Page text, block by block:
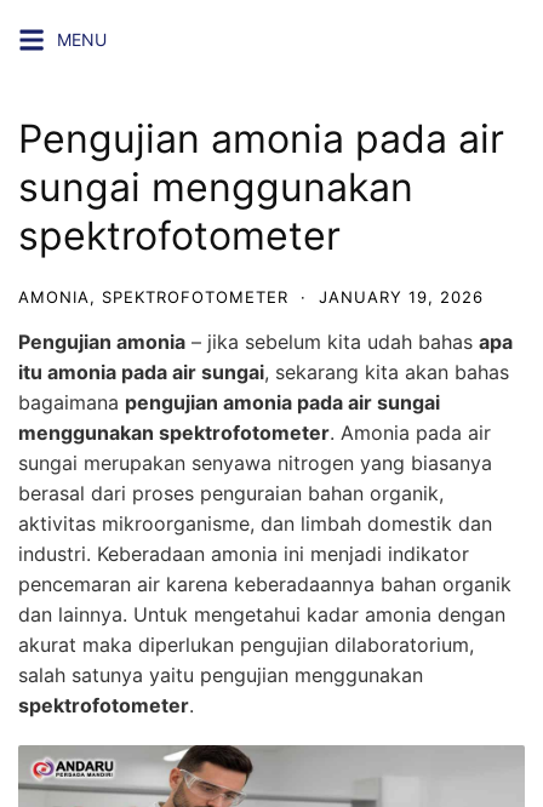
MENU
Pengujian amonia pada air
sungai menggunakan
spektrofotometer
AMONIA, SPEKTROFOTOMETER · JANUARY 19, 2026
Pengujian amonia – jika sebelum kita udah bahas apa
itu amonia pada air sungai, sekarang kita akan bahas
bagaimana pengujian amonia pada air sungai
menggunakan spektrofotometer. Amonia pada air
sungai merupakan senyawa nitrogen yang biasanya
berasal dari proses penguraian bahan organik,
aktivitas mikroorganisme, dan limbah domestik dan
industri. Keberadaan amonia ini menjadi indikator
pencemaran air karena keberadaannya bahan organik
dan lainnya. Untuk mengetahui kadar amonia dengan
akurat maka diperlukan pengujian dilaboratorium,
salah satunya yaitu pengujian menggunakan
spektrofotometer.